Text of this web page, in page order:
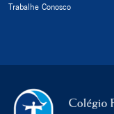
Trabalhe Conosco